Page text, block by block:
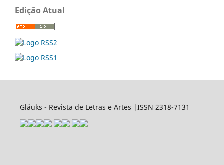
Edição Atual
Gláuks - Revista de Letras e Artes |ISSN 2318-7131